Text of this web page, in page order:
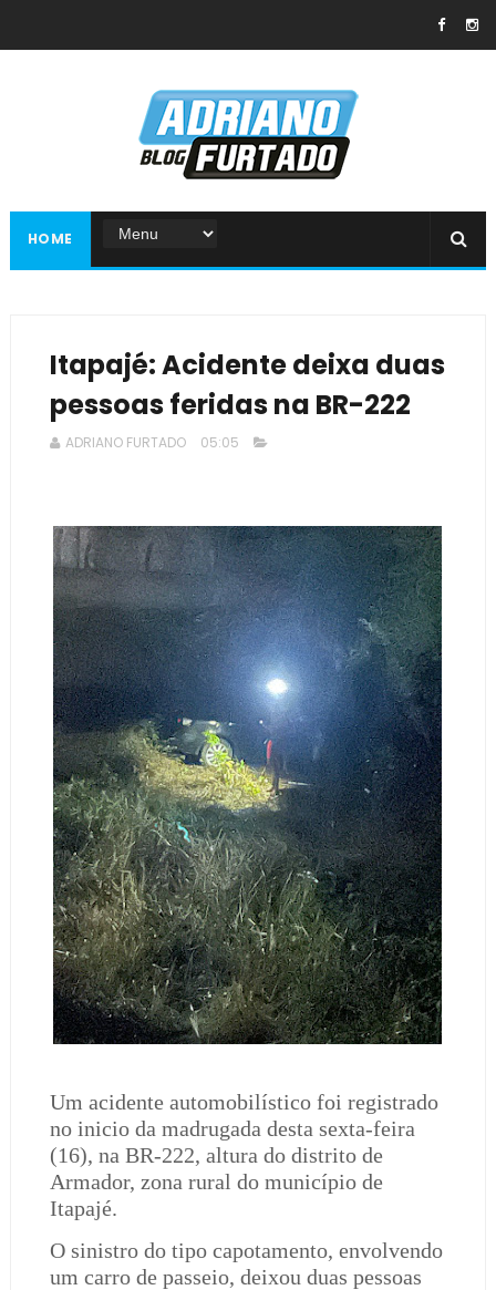
HOME
Itapajé: Acidente deixa duas
pessoas feridas na BR-222
ADRIANO FURTADO 05:05
Um acidente automobilístico foi registrado
no inicio da madrugada desta sexta-feira
(16), na BR-222, altura do distrito de
Armador, zona rural do município de
Itapajé.
O sinistro do tipo capotamento, envolvendo
um carro de passeio, deixou duas pessoas